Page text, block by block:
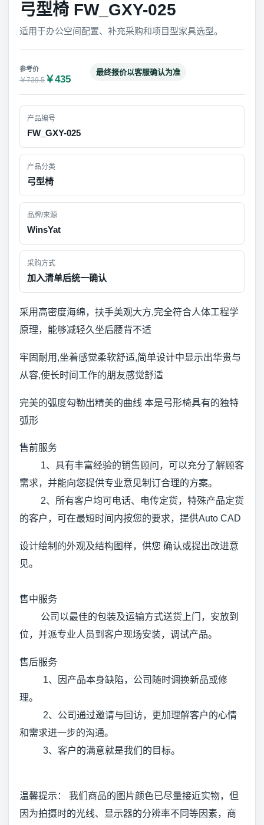
弓型椅 FW_GXY-025
适用于办公空间配置、补充采购和项目型家具选型。
￥739.5 ￥435
最终报价以客服确认为准
产品编号
FW_GXY-025
产品分类
弓型椅
品牌/来源
WinsYat
采购方式
加入清单后统一确认
采用高密度海绵，扶手美观大方,完全符合人体工程学
原理，能够减轻久坐后腰背不适
牢固耐用,坐着感觉柔软舒适,简单设计中显示出华贵与
从容,使长时间工作的朋友感觉舒适
完美的弧度勾勒出精美的曲线 本是弓形椅具有的独特
弧形
售前服务
1、具有丰富经验的销售顾问，可以充分了解顾客
需求，并能向您提供专业意见制订合理的方案。
2、所有客户均可电话、电传定货，特殊产品定货
的客户，可在最短时间内按您的要求，提供Auto CAD
设计绘制的外观及结构图样，供您 确认或提出改进意
见。
售中服务
公司以最佳的包装及运输方式送货上门，安放到
位，并派专业人员到客户现场安装，调试产品。
售后服务
1、因产品本身缺陷，公司随时调换新品或修
理。
2、公司通过邀请与回访，更加理解客户的心情
和需求进一步的沟通。
3、客户的满意就是我们的目标。
温馨提示： 我们商品的图片颜色已尽量接近实物，但
因为拍摄时的光线、显示器的分辨率不同等因素，商